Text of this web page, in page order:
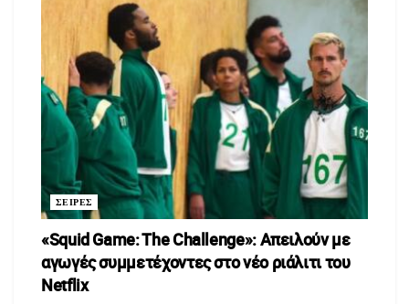
ΣΕΙΡΕΣ
«Squid Game: The Challenge»: Απειλούν με
αγωγές συμμετέχοντες στο νέο ριάλιτι του
Netflix